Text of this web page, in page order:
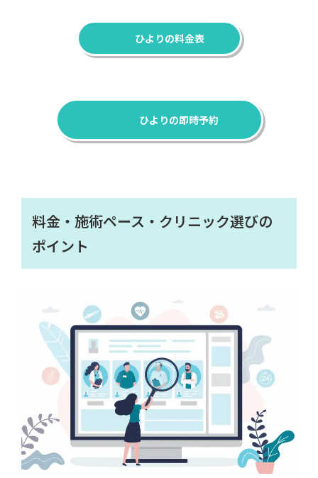
ひよりの料金表
ひよりの即時予約
料金・施術ペース・クリニック選びの
ポイント